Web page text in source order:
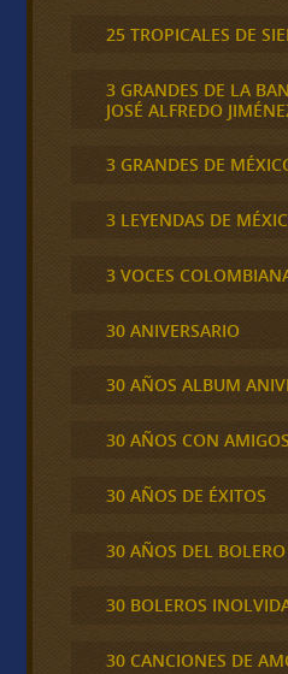
25 TROPICALES DE
3 GRANDES DE LA
JOSÉ ALFREDO
3 GRANDES DE
3 LEYENDAS DE
3 VOCES
30 ANIVERSARIO
30 AÑOS ALBUM
30 AÑOS CON AMIGOS
30 AÑOS DE ÉXITOS
30 AÑOS DEL
30 BOLEROS
30 CANCIONES DE